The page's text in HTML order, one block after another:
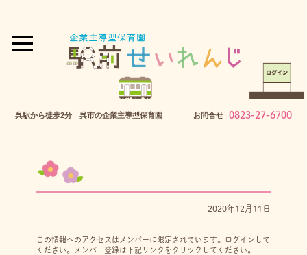
呉駅から徒歩2分 呉市の企業主導型保育園 お問合せ 0823-27-6700
2020年12月11日
この情報へのアクセスはメンバーに限定されています。ログインして
ください。メンバー登録は下記リンクをクリックしてください。